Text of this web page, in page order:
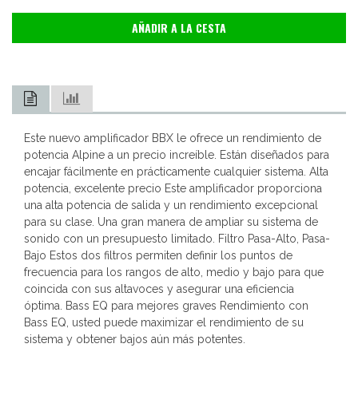
AÑADIR A LA CESTA
Este nuevo amplificador BBX le ofrece un rendimiento de
potencia Alpine a un precio increíble. Están diseñados para
encajar fácilmente en prácticamente cualquier sistema. Alta
potencia, excelente precio Este amplificador proporciona
una alta potencia de salida y un rendimiento excepcional
para su clase. Una gran manera de ampliar su sistema de
sonido con un presupuesto limitado. Filtro Pasa-Alto, Pasa-
Bajo Estos dos filtros permiten definir los puntos de
frecuencia para los rangos de alto, medio y bajo para que
coincida con sus altavoces y asegurar una eficiencia
óptima. Bass EQ para mejores graves Rendimiento con
Bass EQ, usted puede maximizar el rendimiento de su
sistema y obtener bajos aún más potentes.